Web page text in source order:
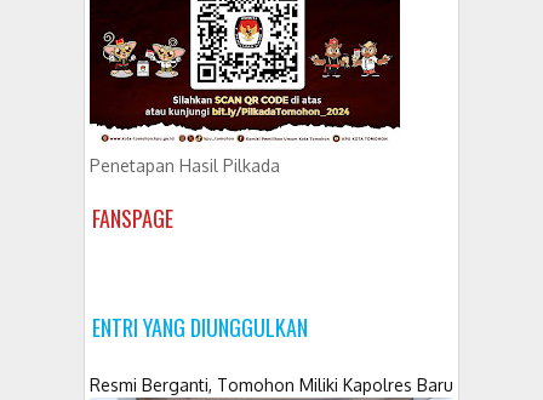
Penetapan Hasil Pilkada
FANSPAGE
ENTRI YANG DIUNGGULKAN
Resmi Berganti, Tomohon Miliki Kapolres Baru